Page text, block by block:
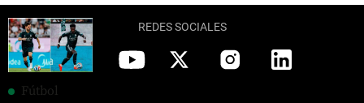
Fútbol
REDES SOCIALES